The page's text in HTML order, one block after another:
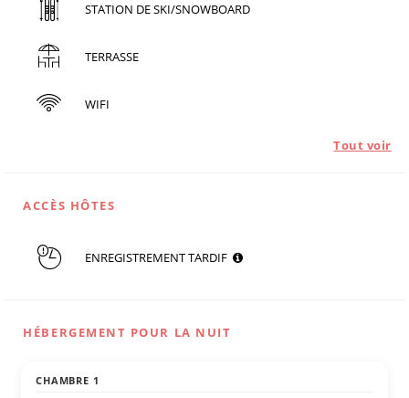
STATION DE SKI/SNOWBOARD
TERRASSE
WIFI
Tout voir
ACCÈS HÔTES
ENREGISTREMENT TARDIF
HÉBERGEMENT POUR LA NUIT
CHAMBRE 1